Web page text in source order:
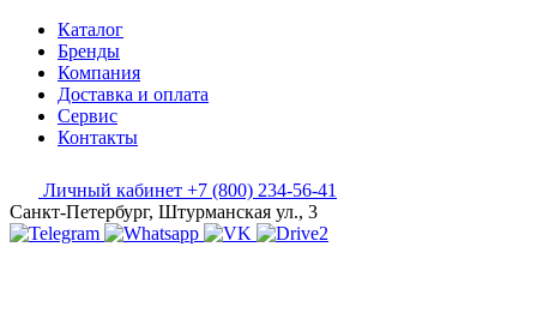
Каталог
Бренды
Компания
Доставка и оплата
Сервис
Контакты
Личный кабинет +7 (800) 234-56-41
Санкт-Петербург, Штурманская ул., 3